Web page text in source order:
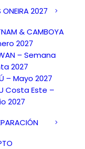
ONEIRA 2027
& CAMBOYA
2027
– Semana
2027
– Mayo 2027
Costa Este –
2027